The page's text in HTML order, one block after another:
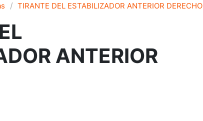
TIRANTE DEL ESTABILIZADOR ANTERIOR DERECHO
ANTERIOR